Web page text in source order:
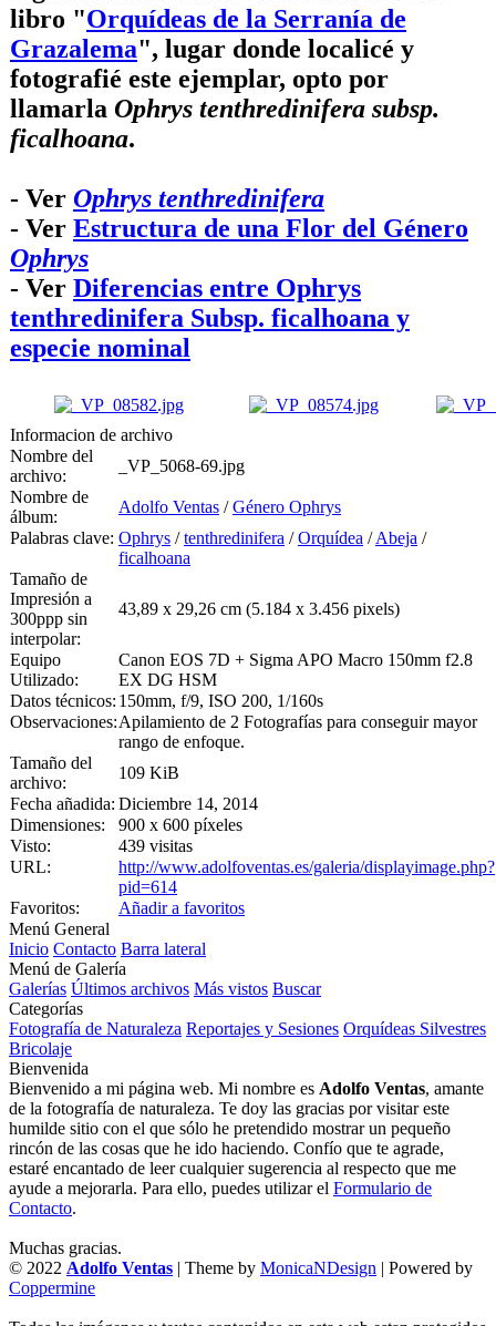
libro "Orquídeas de la Serranía de
Grazalema", lugar donde localicé y
fotografié este ejemplar, opto por
llamarla Ophrys tenthredinifera subsp.
ficalhoana.
- Ver Ophrys tenthredinifera
- Ver Estructura de una Flor del Género
Ophrys
- Ver Diferencias entre Ophrys
tenthredinifera Subsp. ficalhoana y
especie nominal
Informacion de archivo
Nombre del
archivo:
_VP_5068-69.jpg
Nombre de
álbum:
Adolfo Ventas /Género Ophrys
Palabras clave: Ophrys /tenthredinifera /Orquídea /Abeja /
ficalhoana
Tamaño de
Impresión a
300ppp sin
interpolar:
43,89 x 29,26 cm (5.184 x 3.456 pixels)
Equipo
Utilizado:
Canon EOS 7D + Sigma APO Macro 150mm f2.8
EX DG HSM
Datos técnicos: 150mm, f/9, ISO 200, 1/160s
Observaciones:Apilamiento de 2 Fotografías para conseguir mayor
rango de enfoque.
Tamaño del
archivo:
109 KiB
Fecha añadida: Diciembre 14, 2014
Dimensiones:
900 x 600 píxeles
Visto:
439 visitas
URL:
http://www.adolfoventas.es/galeria/displayimage.php?
pid=614
Favoritos:
Añadir a favoritos
Menú General
Inicio Contacto Barra lateral
Menú de Galería
Galerías Últimos archivos Más vistos Buscar
Categorías
Fotografía de Naturaleza Reportajes y Sesiones Orquídeas Silvestres
Bricolaje
Bienvenida
Bienvenido a mi página web. Mi nombre es Adolfo Ventas, amante
de la fotografía de naturaleza. Te doy las gracias por visitar este
humilde sitio con el que sólo he pretendido mostrar un pequeño
rincón de las cosas que he ido haciendo. Confío que te agrade,
estaré encantado de leer cualquier sugerencia al respecto que me
ayude a mejorarla. Para ello, puedes utilizar el Formulario de
Contacto.
Muchas gracias.
© 2022 Adolfo Ventas | Theme by MonicaNDesign | Powered by
Coppermine